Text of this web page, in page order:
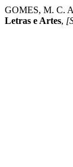
GOMES, M. C.
Letras e Artes,